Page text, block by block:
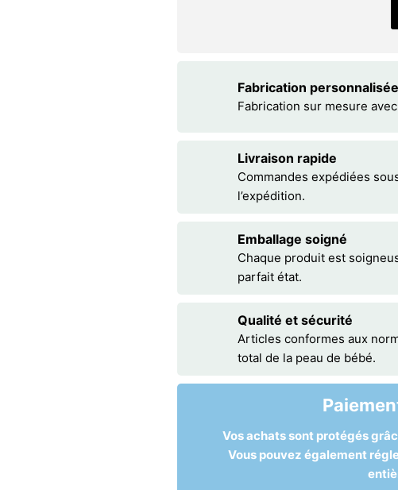
Fabrication personnalisée
Fabrication sur mesure
Livraison rapide
Commandes expédiées
l’expédition.
Emballage soigné
Chaque produit est
parfait état.
Qualité et sécurité
Articles conformes aux
total de la peau de bébé.
Vos achats sont protégés
Vous pouvez également